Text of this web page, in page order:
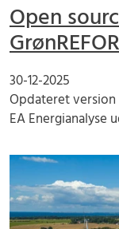
Open
30-12-2025
Opdateret version
EA Energianalyse